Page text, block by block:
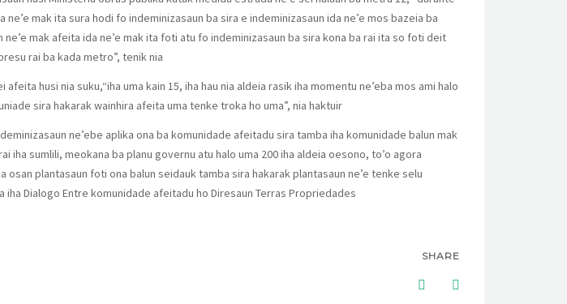
mak ita sura hodi fo indeminizasaun ba sira e indeminizasaun ida ne’e mos bazeia ba
mak afeita ida ne’e mak ita foti atu fo indeminizasaun ba sira kona ba rai ita so foti deit
rai ba kada metro”, tenik nia
husi nia suku,“iha uma kain 15, iha hau nia aldeia rasik iha momentu ne’eba mos ami halo
sira hakarak wainhira afeita uma tenke troka ho uma”, nia haktuir
ne’ebe aplika ona ba komunidade afeitadu sira tamba iha komunidade balun mak
iha sumlili, meokana ba planu governu atu halo uma 200 iha aldeia oesono, to’o agora
osan plantasaun foti ona balun seidauk tamba sira hakarak plantasaun ne’e tenke selu
iha Dialogo Entre komunidade afeitadu ho Diresaun Terras Propriedades
SHARE